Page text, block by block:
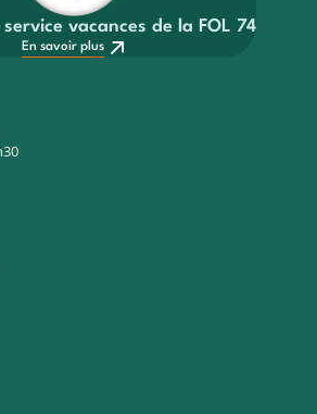
service vacances de la FOL 74
En savoir plus